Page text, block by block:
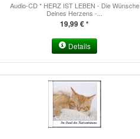
Audio-CD * HERZ IST LEBEN - Die Wünsche
Deines Herzens -...
19,99 € *
Details